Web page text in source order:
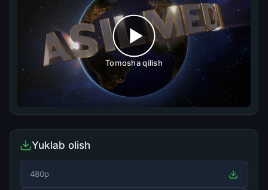
Tomosha qilish
Yuklab olish
480p